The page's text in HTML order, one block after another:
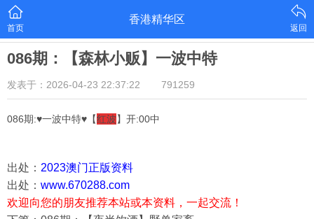
首页
香港精华区
返回
086期：【森林小贩】一波中特
发表于：2026-04-23 22:37:22 791259
086期:♥一波中特♥【红波】开:00中
出处： 2023澳门正版资料
出处： www.670288.com
欢迎向您的朋友推荐本站或本资料，一起交流！